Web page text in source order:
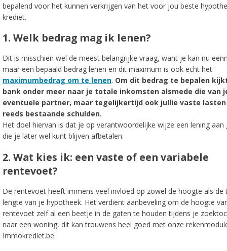
bepalend voor het kunnen verkrijgen van het voor jou beste
krediet.
1. Welk bedrag mag ik lenen?
Dit is misschien wel de meest belangrijke vraag, want je kan nu
maar een bepaald bedrag lenen en dit maximum is ook echt het
maximumbedrag om te lenen. Om dit bedrag te bepalen
bank onder meer naar je totale inkomsten alsmede die van
eventuele partner, maar tegelijkertijd ook jullie vaste lasten
reeds bestaande schulden.
Het doel hiervan is dat je op verantwoordelijke wijze een lening aan
die je later wel kunt blijven afbetalen.
2. Wat kies ik: een vaste of een variabele
rentevoet?
De rentevoet heeft immens veel invloed op zowel de hoogte als de
lengte van je hypotheek. Het verdient aanbeveling om de hoogte
rentevoet zelf al een beetje in de gaten te houden tijdens je
naar een woning, dit kan trouwens heel goed met onze
Immokrediet.be.